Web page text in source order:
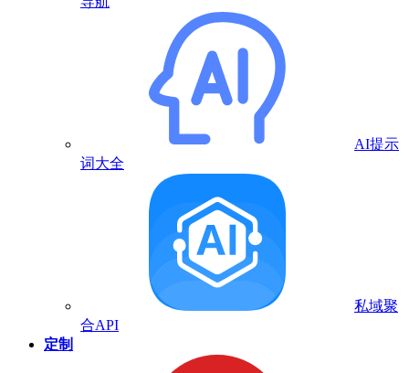
AI提示
词大全
私域聚
合API
定制